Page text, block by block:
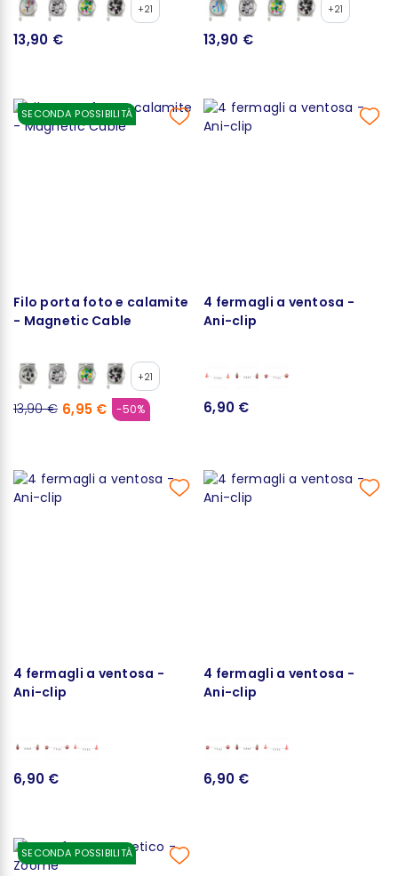
+21
13,90 €
+21
13,90 €
SECONDA POSSIBILITÀ
Filo porta foto e calamite
- Magnetic Cable
+21
13,90 € 6,95 € -50%
4 fermagli a ventosa -
Ani-clip
6,90 €
4 fermagli a ventosa -
Ani-clip
6,90 €
4 fermagli a ventosa -
Ani-clip
6,90 €
SECONDA POSSIBILITÀ